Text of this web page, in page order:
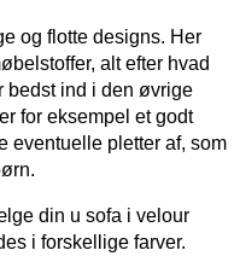
og flotte designs. Her
alt efter hvad
bedst ind i den øvrige
for eksempel et godt
eventuelle pletter af, som
din u sofa i velour
i forskellige farver.